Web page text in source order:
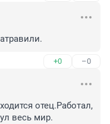
+0 –0
отец.Работал,
весь мир.